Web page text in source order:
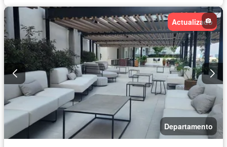
Actualizado
Departamento